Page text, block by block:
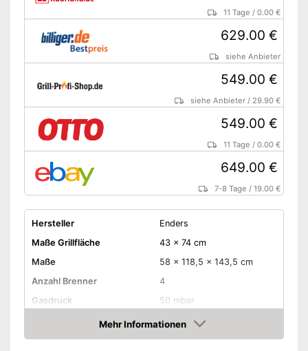
11 Tage /0.00 €
629.00 €
siehe Anbieter
549.00 €
siehe Anbieter / 29.90 €
549.00 €
11 Tage /0.00 €
649.00 €
7-8 Tage /19.00 €
Hersteller
Enders
Maße Grillfläche
43 x 74 cm
Maße
58 x 118,5 x 143,5 cm
Anzahl Brenner
4
Gasdruck
50 mbar
Mehr Informationen
Amazon